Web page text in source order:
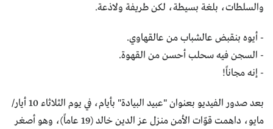
والسلطات، بلغة بسيطة، لكن طريفة ولاذعة.
- أيوه بنقبض عالشباب من عالقهاوي.
- السجن فيه سحلب أحسن من القهوة.
- إنه مجاناً!
بعد صدور الفيديو بعنوان "عبيد البيادة" بأيام، في يوم الثلاثاء 10 أيار/
مايو، داهمت قوّات الأمن منزل عز الدين خالد (19 عاماً)، وهو أصغر